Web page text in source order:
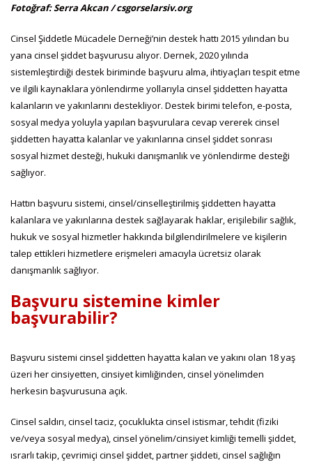
Fotoğraf: Serra Akcan / csgorselarsiv.org
Cinsel Şiddetle Mücadele Derneği’nin destek hattı 2015 yılından bu
yana cinsel şiddet başvurusu alıyor. Dernek, 2020 yılında
sistemleştirdiği destek biriminde başvuru alma, ihtiyaçları tespit etme
ve ilgili kaynaklara yönlendirme yollarıyla cinsel şiddetten hayatta
kalanların ve yakınlarını destekliyor. Destek birimi telefon, e-posta,
sosyal medya yoluyla yapılan başvurulara cevap vererek cinsel
şiddetten hayatta kalanlar ve yakınlarına cinsel şiddet sonrası
sosyal hizmet desteği, hukuki danışmanlık ve yönlendirme desteği
sağlıyor.
Hattın başvuru sistemi, cinsel/cinselleştirilmiş şiddetten hayatta
kalanlara ve yakınlarına destek sağlayarak haklar, erişilebilir sağlık,
hukuk ve sosyal hizmetler hakkında bilgilendirilmelere ve kişilerin
talep ettikleri hizmetlere erişmeleri amacıyla ücretsiz olarak
danışmanlık sağlıyor.
Başvuru sistemine kimler
başvurabilir?
Başvuru sistemi cinsel şiddetten hayatta kalan ve yakını olan 18 yaş
üzeri her cinsiyetten, cinsiyet kimliğinden, cinsel yönelimden
herkesin başvurusuna açık.
Cinsel saldırı, cinsel taciz, çocuklukta cinsel istismar, tehdit (fiziki
ve/veya sosyal medya), cinsel yönelim/cinsiyet kimliği temelli şiddet,
ısrarlı takip, çevrimiçi cinsel şiddet, partner şiddeti, cinsel sağlığın